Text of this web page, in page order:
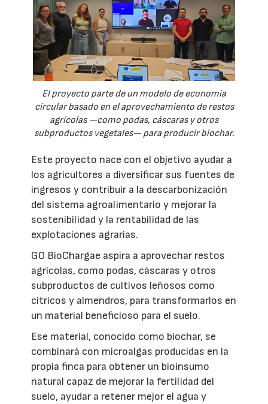
El proyecto parte de un modelo de economía
circular basado en el aprovechamiento de restos
agrícolas —como podas, cáscaras y otros
subproductos vegetales— para producir biochar.
Este proyecto nace con el objetivo ayudar a
los agricultores a diversificar sus fuentes de
ingresos y contribuir a la descarbonización
del sistema agroalimentario y mejorar la
sostenibilidad y la rentabilidad de las
explotaciones agrarias.
GO BioChargae aspira a aprovechar restos
agrícolas, como podas, cáscaras y otros
subproductos de cultivos leñosos como
cítricos y almendros, para transformarlos en
un material beneficioso para el suelo.
Ese material, conocido como biochar, se
combinará con microalgas producidas en la
propia finca para obtener un bioinsumo
natural capaz de mejorar la fertilidad del
suelo, ayudar a retener mejor el agua y